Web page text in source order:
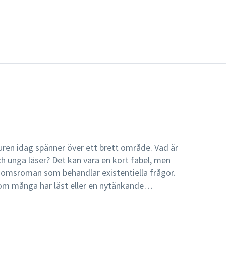
idag spänner över ett brett område. Vad är
unga läser? Det kan vara en kort fabel, men
som behandlar existentiella frågor.
många har läst eller en nytänkande
i både text och bilder. Det kan